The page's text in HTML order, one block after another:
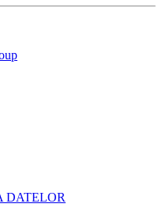
DATELOR